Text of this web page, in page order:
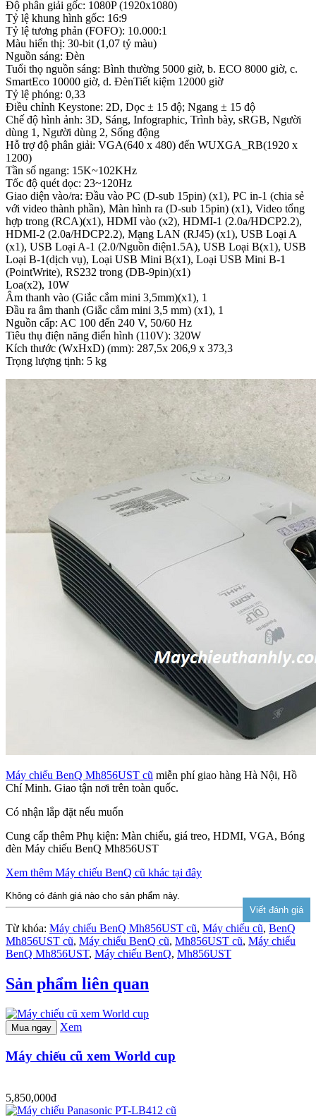
Độ phân giải gốc: 1080P (1920x1080)
Tỷ lệ khung hình gốc: 16:9
Tỷ lệ tương phản (FOFO): 10.000:1
Màu hiển thị: 30-bit (1,07 tỷ màu)
Nguồn sáng: Đèn
Tuổi thọ nguồn sáng: Bình thường 5000 giờ, b. ECO 8000 giờ, c.
SmartEco 10000 giờ, d. ĐènTiết kiệm 12000 giờ
Tỷ lệ phóng: 0,33
Điều chỉnh Keystone: 2D, Dọc ± 15 độ; Ngang ± 15 độ
Chế độ hình ảnh: 3D, Sáng, Infographic, Trình bày, sRGB, Người
dùng 1, Người dùng 2, Sống động
Hỗ trợ độ phân giải: VGA(640 x 480) đến WUXGA_RB(1920 x
1200)
Tần số ngang: 15K~102KHz
Tốc độ quét dọc: 23~120Hz
Giao diện vào/ra: Đầu vào PC (D-sub 15pin) (x1), PC in-1 (chia sẻ
với video thành phần), Màn hình ra (D-sub 15pin) (x1), Video tổng
hợp trong (RCA)(x1), HDMI vào (x2), HDMI-1 (2.0a/HDCP2.2),
HDMI-2 (2.0a/HDCP2.2), Mạng LAN (RJ45) (x1), USB Loại A
(x1), USB Loại A-1 (2.0/Nguồn điện1.5A), USB Loại B(x1), USB
Loại B-1(dịch vụ), Loại USB Mini B(x1), Loại USB Mini B-1
(PointWrite), RS232 trong (DB-9pin)(x1)
Loa(x2), 10W
Âm thanh vào (Giắc cắm mini 3,5mm)(x1), 1
Đầu ra âm thanh (Giắc cắm mini 3,5 mm) (x1), 1
Nguồn cấp: AC 100 đến 240 V, 50/60 Hz
Tiêu thụ điện năng điển hình (110V): 320W
Kích thước (WxHxD) (mm): 287,5x 206,9 x 373,3
Trọng lượng tịnh: 5 kg
Máy chiếu BenQ Mh856UST cũ miễn phí giao hàng Hà Nội, Hồ
Chí Minh. Giao tận nơi trên toàn quốc.
Có nhận lắp đặt nếu muốn
Cung cấp thêm Phụ kiện: Màn chiếu, giá treo, HDMI, VGA, Bóng
đèn Máy chiếu BenQ Mh856UST
Xem thêm Máy chiếu BenQ cũ khác tại đây
Không có đánh giá nào cho sản phẩm này.
Từ khóa: Máy chiếu BenQ Mh856UST cũ, Máy chiếu cũ, BenQ
Mh856UST cũ, Máy chiếu BenQ cũ, Mh856UST cũ, Máy chiếu
BenQ Mh856UST, Máy chiếu BenQ, Mh856UST
Sản phẩm liên quan
Mua ngay Xem
Máy chiếu cũ xem World cup
5,850,000đ